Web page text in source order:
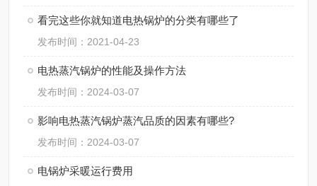
看完这些你就知道电热锅炉的分类有哪些了
发布时间：2021-04-23
电热蒸汽锅炉的性能及操作方法
发布时间：2024-03-07
影响电热蒸汽锅炉蒸汽品质的因素有哪些?
发布时间：2024-03-07
电锅炉采暖运行费用